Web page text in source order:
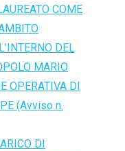
COME
DEL
MARIO
OPERATIVA DI
(Avviso n.
DI